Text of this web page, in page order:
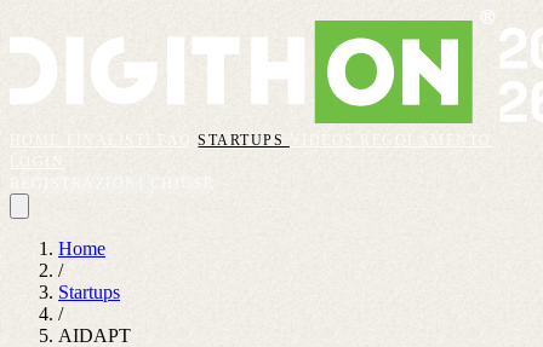
FAQSTARTUPS VIDEOS
REGOLAMENTO
Home
/
Startups
/
AIDAPT